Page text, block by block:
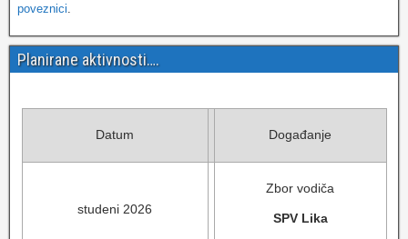
poveznici
Planirane aktivnosti….
Datum Događanje
studeni 2026
Zbor vodiča
SPV Lika